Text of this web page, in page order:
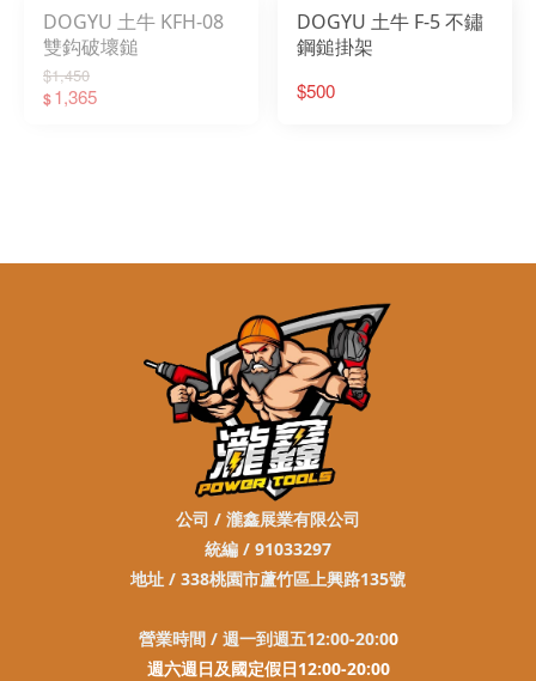
DOGYU 土牛 KFH-08
雙鈎破壞鎚
$1,450
$1,365
DOGYU 土牛 F-5 不鏽
鋼鎚掛架
$500
公司 / 瀧鑫展業有限公司
統編 / 91033297
地址 / 338桃園市蘆竹區上興路135號
營業時間 / 週一到週五12:00-20:00
週六週日及國定假日12:00-20:00